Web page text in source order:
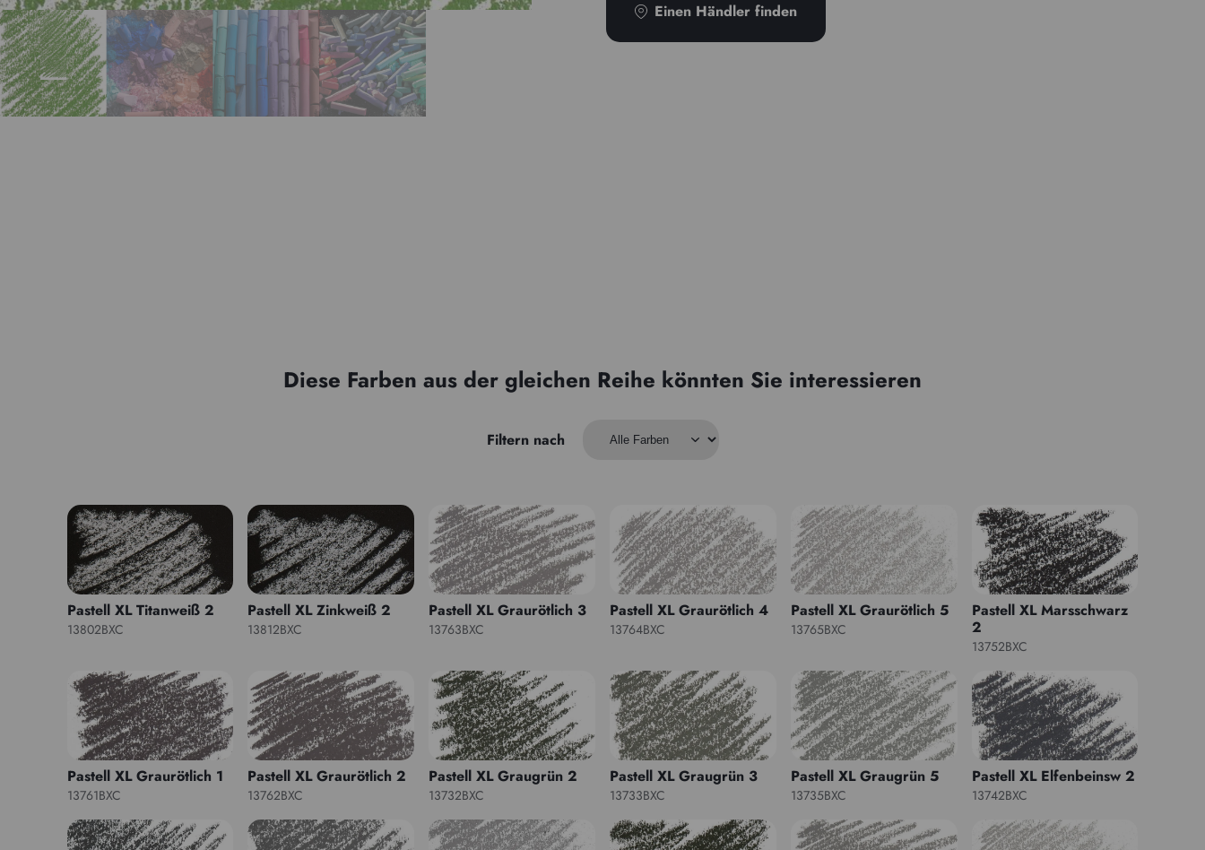
Einen Händler finden
Diese Farben aus der gleichen Reihe könnten Sie interessieren
Filtern nach
Pastell XL Titanweiß 2
13802BXC
Pastell XL Zinkweiß 2
13812BXC
Pastell XL Graurötlich 3
13763BXC
Pastell XL Graurötlich 4
13764BXC
Pastell XL Graurötlich 5
13765BXC
Pastell XL Marsschwarz
2
13752BXC
Pastell XL Graurötlich 1
13761BXC
Pastell XL Graurötlich 2
13762BXC
Pastell XL Graugrün 2
13732BXC
Pastell XL Graugrün 3
13733BXC
Pastell XL Graugrün 5
13735BXC
Pastell XL Elfenbeinsw 2
13742BXC